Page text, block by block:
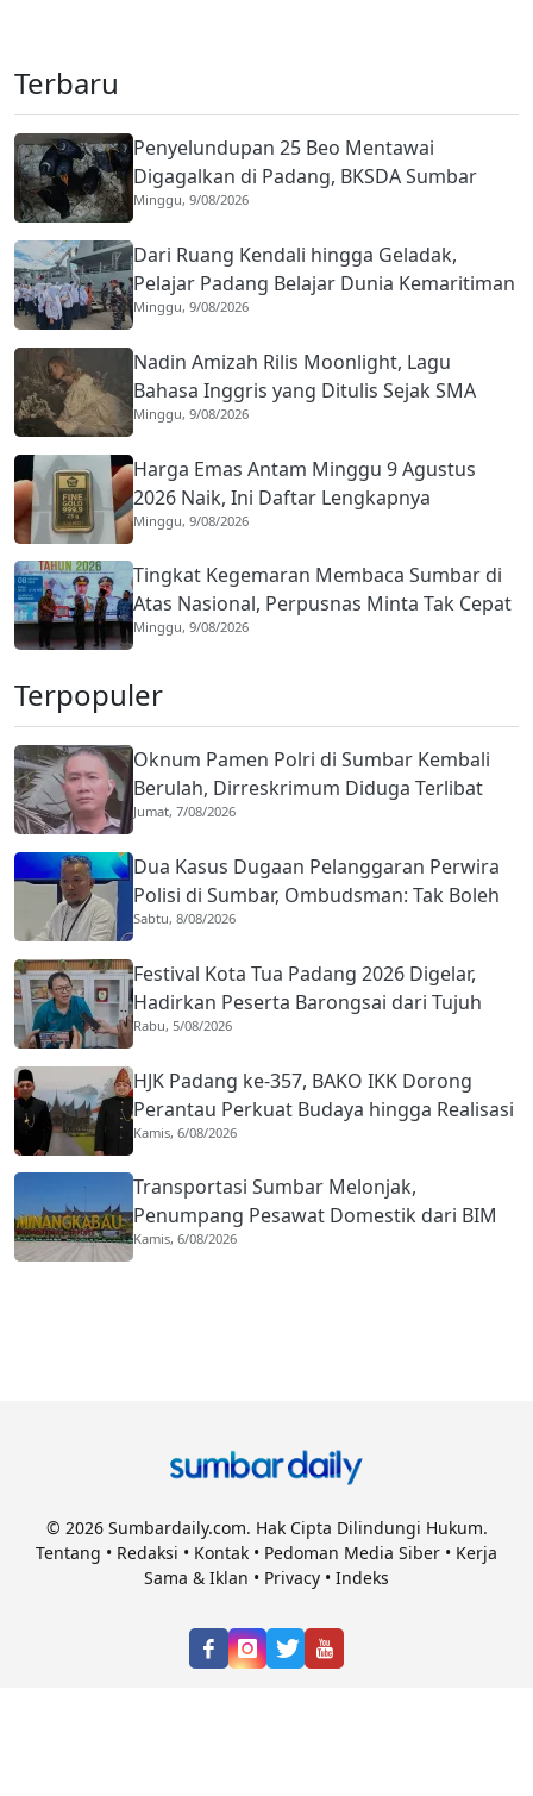
Terbaru
Penyelundupan 25 Beo Mentawai
Digagalkan di Padang, BKSDA Sumbar
Buru Pemesan
Minggu, 9/08/2026
Dari Ruang Kendali hingga Geladak,
Pelajar Padang Belajar Dunia Kemaritiman
di KRI Teluk Kendari
Minggu, 9/08/2026
Nadin Amizah Rilis Moonlight, Lagu
Bahasa Inggris yang Ditulis Sejak SMA
Minggu, 9/08/2026
Harga Emas Antam Minggu 9 Agustus
2026 Naik, Ini Daftar Lengkapnya
Minggu, 9/08/2026
Tingkat Kegemaran Membaca Sumbar di
Atas Nasional, Perpusnas Minta Tak Cepat
Puas
Minggu, 9/08/2026
Terpopuler
Oknum Pamen Polri di Sumbar Kembali
Berulah, Dirreskrimum Diduga Terlibat
Kekerasan dengan Seorang Sopir
Jumat, 7/08/2026
Dua Kasus Dugaan Pelanggaran Perwira
Polisi di Sumbar, Ombudsman: Tak Boleh
Ada Toleransi
Sabtu, 8/08/2026
Festival Kota Tua Padang 2026 Digelar,
Hadirkan Peserta Barongsai dari Tujuh
Negara
Rabu, 5/08/2026
HJK Padang ke-357, BAKO IKK Dorong
Perantau Perkuat Budaya hingga Realisasi
Kota Gastronomi
Kamis, 6/08/2026
Transportasi Sumbar Melonjak,
Penumpang Pesawat Domestik dari BIM
Naik Hampir 33 Persen
Kamis, 6/08/2026
© 2026 Sumbardaily.com. Hak Cipta Dilindungi Hukum.
Tentang • Redaksi • Kontak • Pedoman Media Siber • Kerja
Sama & Iklan • Privacy • Indeks